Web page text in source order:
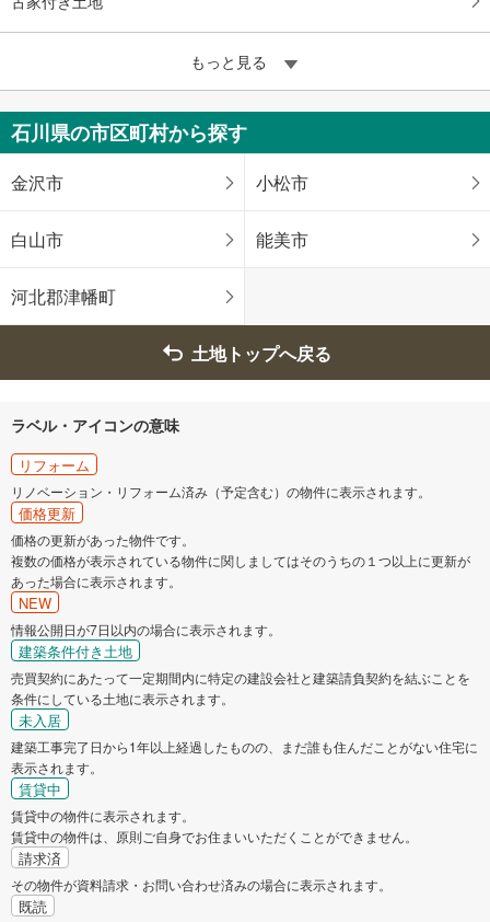
もっと見る
石川県の市区町村から探す
金沢市 小松市
白山市 能美市
河北郡津幡町
土地トップへ戻る
ラベル・アイコンの意味
リフォーム
リノベーション・リフォーム済み（予定含む）の物件に表示されます。
価格更新
価格の更新があった物件です。
複数の価格が表示されている物件に関しましてはそのうちの１つ以上に更新が
あった場合に表示されます。
NEW
情報公開日が7日以内の場合に表示されます。
建築条件付き土地
売買契約にあたって一定期間内に特定の建設会社と建築請負契約を結ぶことを
条件にしている土地に表示されます。
未入居
建築工事完了日から1年以上経過したものの、まだ誰も住んだことがない住宅に
表示されます。
賃貸中
賃貸中の物件に表示されます。
賃貸中の物件は、原則ご自身でお住まいいただくことができません。
請求済
その物件が資料請求・お問い合わせ済みの場合に表示されます。
既読